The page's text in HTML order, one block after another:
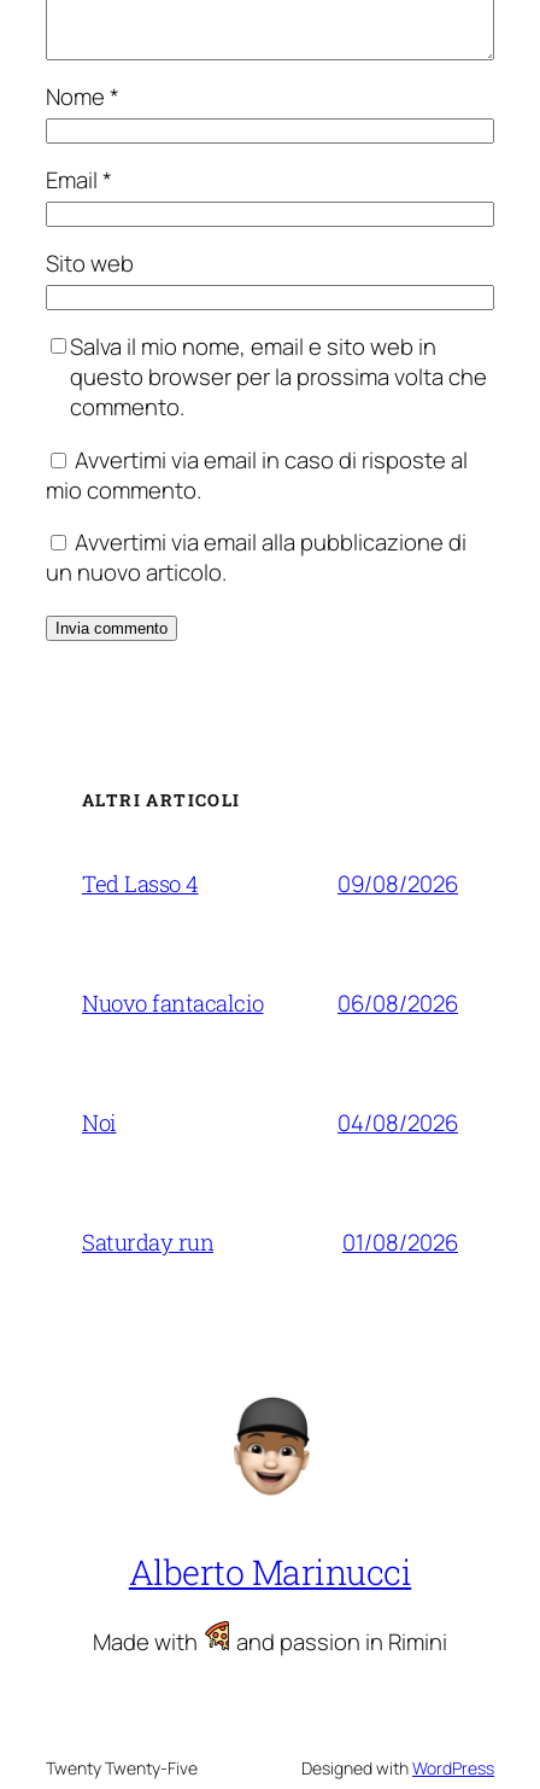
Nome*
Email*
Sito web
Salva il mio nome, email e sito web in
questo browser per la prossima volta che
commento.
Avvertimi via email in caso di risposte al
mio commento.
Avvertimi via email alla pubblicazione di
un nuovo articolo.
ALTRI ARTICOLI
Ted Lasso 4 09/08/2026
Nuovo fantacalcio 06/08/2026
Noi 04/08/2026
Saturday run 01/08/2026
Alberto Marinucci
Made with and passion in Rimini
Twenty Twenty-Five Designed withWordPress